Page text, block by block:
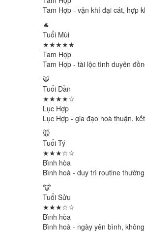
Tam Hợp - vận khí đại cát, hợp
🐐
Tuổi Mùi
★★★★★
Tam Hợp
Tam Hợp - tài lộc tình duyên
🐯
Tuổi Dần
★★★★☆
Lục Hợp
Lục Hợp - gia đạo hoà thuận,
🐭
Tuổi Tý
★★★☆☆
Bình hòa
Bình hoà - duy trì routine
🐮
Tuổi Sửu
★★★☆☆
Bình hòa
Bình hoà - ngày yên bình,